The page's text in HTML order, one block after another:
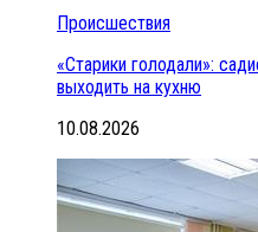
Происшествия
«Старики голодали»:
выходить на кухню
10.08.2026